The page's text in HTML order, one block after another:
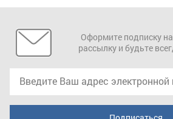
Оформите подписку
рассылку и будьте